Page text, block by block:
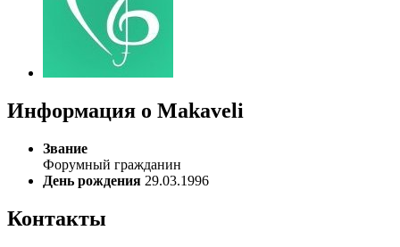
Информация о Makaveli
Звание
Форумный гражданин
День рождения 29.03.1996
Контакты